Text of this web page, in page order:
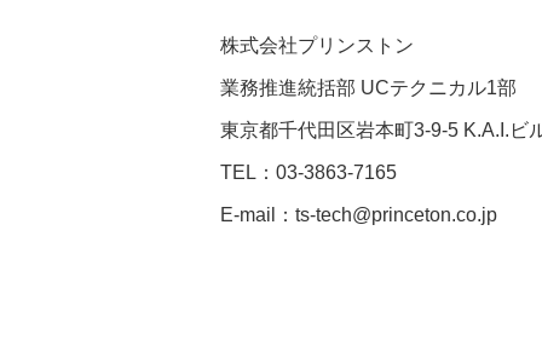
株式会社プリンストン
業務推進統括部 UCテクニカル1部
東京都千代田区岩本町3-9-5 K.A.I.ビ
TEL：03-3863-7165
E-mail：ts-tech@princeton.co.jp